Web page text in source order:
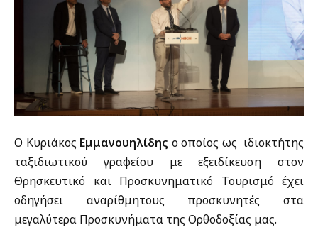
Ο Κυριάκος Εμμανουηλίδης ο οποίος ως ιδιοκτήτης
ταξιδιωτικού γραφείου με εξειδίκευση στον
Θρησκευτικό και Προσκυνηματικό Τουρισμό έχει
οδηγήσει αναρίθμητους προσκυνητές στα
μεγαλύτερα Προσκυνήματα της Ορθοδοξίας μας.